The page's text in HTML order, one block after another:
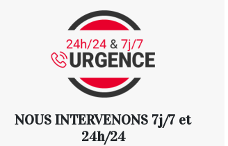
NOUS INTERVENONS 7j/7 et
24h/24